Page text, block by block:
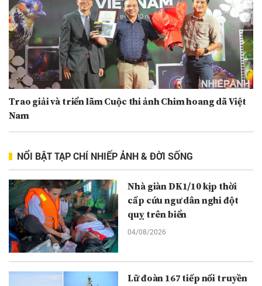
Trao giải và triển lãm Cuộc thi ảnh Chim hoang dã Việt
Nam
NỔI BẬT TẠP CHÍ NHIẾP ẢNH & ĐỜI SỐNG
Nhà giàn DK1/10 kịp thời
cấp cứu ngư dân nghi đột
quỵ trên biển
04/08/2026
Lữ đoàn 167 tiếp nối truyền